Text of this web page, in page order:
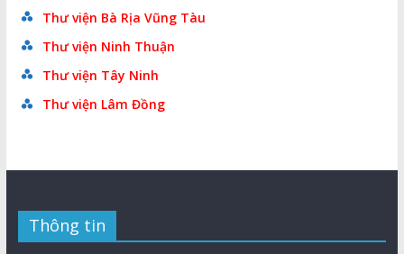
Thư viện Bà Rịa Vũng Tàu
Thư viện Ninh Thuận
Thư viện Tây Ninh
Thư viện Lâm Đồng
Thông tin